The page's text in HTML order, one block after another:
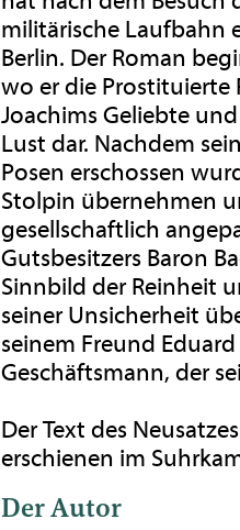
militärische Laufbahn
Berlin. Der Roman
wo er die Prostituierte
Joachims Geliebte
Lust dar. Nachdem
Posen erschossen
Stolpin übernehmen
gesellschaftlich
Gutsbesitzers Baron
Sinnbild der Reinheit
seiner Unsicherheit
seinem Freund
Geschäftsmann, der
Der Text des
erschienen im
Der Autor